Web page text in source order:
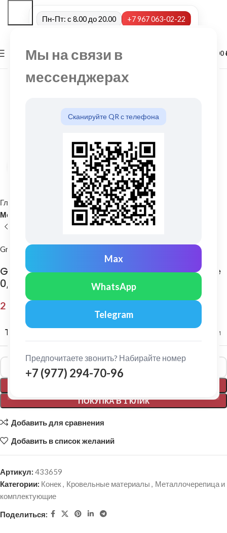
Мы на связи в
мессенджерах
Сканируйте QR с телефона
Max
WhatsApp
Telegram
Предпочитаете звонить? Набирайте номер
+7 (977) 294-70-96
Пн-Пт: с 8.00 до 20.00 +7 967 063-02-22
МЕНЮ 0,00
Нажмите, чтобы увеличить
Главная
Кровельные материалы
Металлочерепица и комплектующие
Grand Line
Grand Line: Конек плоский 150х40х150 мм Pe
0,45 мм Ral 6002
2 515,00
ТОЛЩИНА МЕТАЛЛА 0,45 мм
ПОКУПКА В 1 КЛИК
Alternative:
Добавить для сравнения
Добавить в список желаний
Артикул: 433659
Категории: Конек, Кровельные материалы , Металлочерепица и
комплектующие
Поделиться: